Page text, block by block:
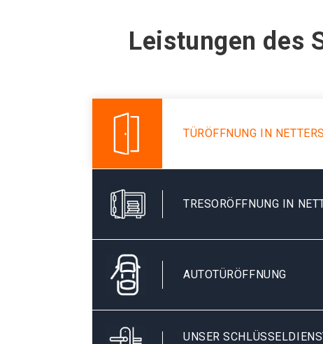
Leistungen des
TÜRÖFFNUNG IN
TRESORÖFFNUNG IN
AUTOTÜRÖFFNUNG
UNSER